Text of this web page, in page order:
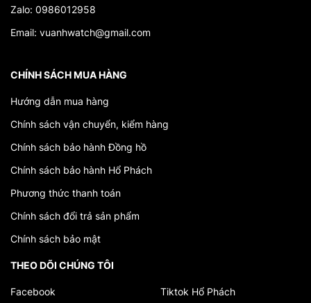
Zalo: 0986012958
Email: vuanhwatch@gmail.com
CHÍNH SÁCH MUA HÀNG
Hướng dẫn mua hàng
Chính sách vận chuyển, kiểm hàng
Chính sách bảo hành Đồng hồ
Chính sách bảo hành Hổ Phách
Phương thức thanh toán
Chính sách đổi trả sản phẩm
Chính sách bảo mật
THEO DÕI CHÚNG TÔI